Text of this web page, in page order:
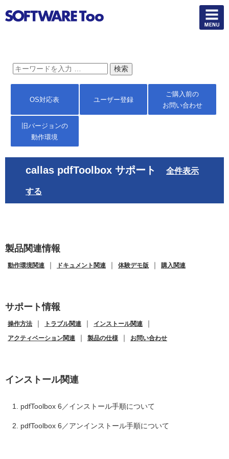
OS対応表 ユーザー登録
ご購入前の
お問い合わせ
旧バージョンの
動作環境
callas pdfToolbox サポート 全件表示
する
製品関連情報
動作環境関連 ｜ ドキュメント関連 ｜ 体験デモ版 ｜ 購入関連
サポート情報
操作方法 ｜ トラブル関連 ｜ インストール関連 ｜
アクティベーション関連 ｜ 製品の仕様 ｜ お問い合わせ
インストール関連
pdfToolbox 6／インストール手順について
pdfToolbox 6／アンインストール手順について